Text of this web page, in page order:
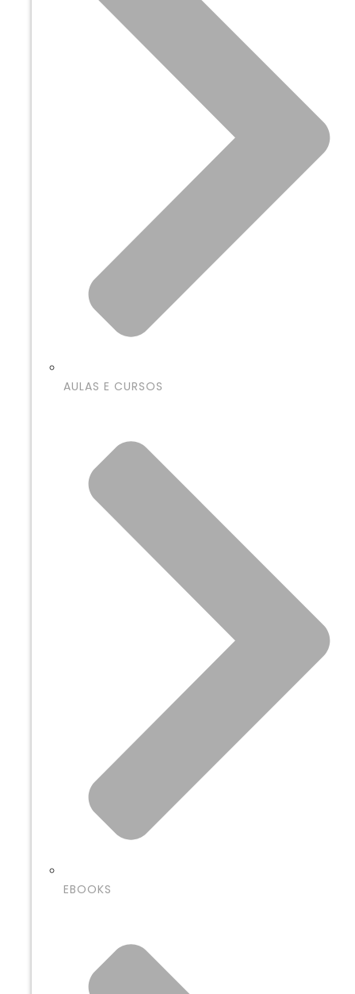
AULAS E CURSOS
EBOOKS